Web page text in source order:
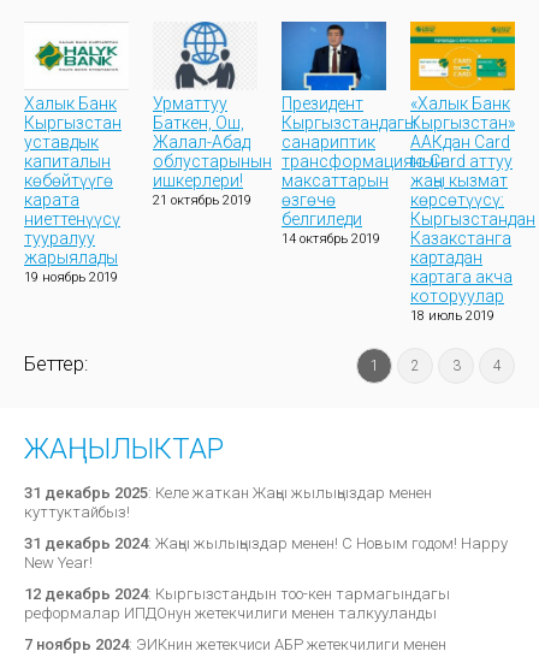
Халык Банк
Кыргызстан
уставдык
капиталын
көбөйтүүгө
карата
ниеттенүүcү
тууралуу
жарыялады
19 ноябрь 2019
Урматтуу
Баткен, Ош,
Жалал-Абад
облустарынын
ишкерлери!
21 октябрь 2019
Президент
Кыргызстандагы
санариптик
трансформациянын
максаттарын
өзгөчө
белгиледи
14 октябрь 2019
«Халык Банк
Кыргызстан»
ААКдан Card
to Card аттуу
жаңы кызмат
көрсөтүүсү:
Кыргызстандан
Казакстанга
картадан
картага акча
которуулар
18 июль 2019
Беттер: 1 2 3 4
ЖАҢЫЛЫКТАР
31 декабрь 2025: Келе жаткан Жаңы жылыңыздар менен
куттуктайбыз!
31 декабрь 2024: Жаңы жылыңыздар менен! С Новым годом! Happy
New Year!
12 декабрь 2024: Кыргызстандын тоо-кен тармагындагы
реформалар ИПДОнун жетекчилиги менен талкууланды
7 ноябрь 2024: ЭИКнин жетекчиси АБР жетекчилиги менен